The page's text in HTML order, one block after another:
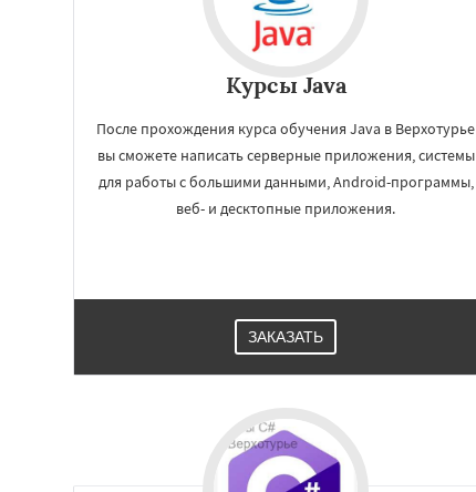
Курсы Java
После прохождения курса обучения Java в Верхотурье
вы сможете написать серверные приложения, системы
для работы с большими данными, Android-программы,
веб- и десктопные приложения.
ЗАКАЗАТЬ